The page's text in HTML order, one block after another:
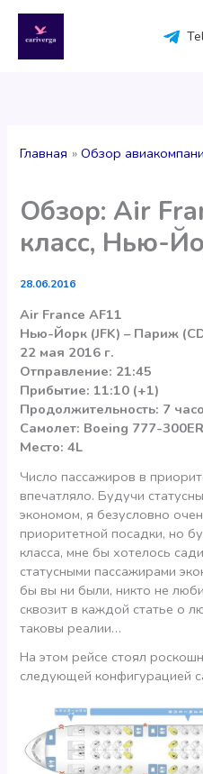
содержимому
Главная Обзор
Обзор: Air
класс, Нью-
28.06.2016
Air France AF11
Нью-Йорк (JFK) – Париж
22 мая 2016 г.
Отправление: 21:45
Прибытие: 11:10 (+1)
Продолжительность: 7
Самолет: Boeing 777-300ER
Место: 4L
Число пассажиров в
впечатляло. Будучи
экономом, я безусловно
приоритетной посадки, но
класса, мне бы хотелось
статусными пассажирами
бы вы ни были, никто не
сквозит в каждой статье о
таковы реалии…
На этом рейсе стоял
следующей конфигурацией